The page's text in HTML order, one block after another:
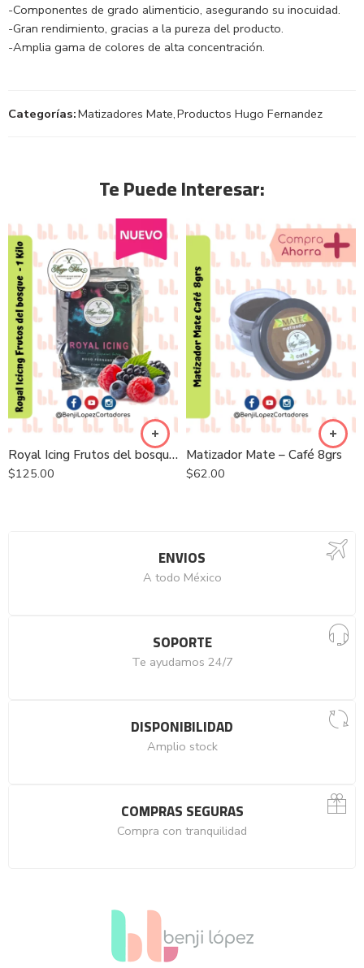
-Componentes de grado alimenticio, asegurando su inocuidad.
-Gran rendimiento, gracias a la pureza del producto.
-Amplia gama de colores de alta concentración.
Categorías:Matizadores Mate,Productos Hugo Fernandez
Te Puede Interesar:
Royal Icing Frutos del bosques 1K
$125.00
Matizador Mate – Café 8grs
$62.00
ENVIOS
A todo México
SOPORTE
Te ayudamos 24/7
DISPONIBILIDAD
Amplio stock
COMPRAS SEGURAS
Compra con tranquilidad